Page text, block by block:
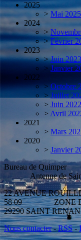
2025
> Mai 2025
2024
>
> Février
2023
> Juin 2023
> Janvier
2022
> Octobre
> Juillet
> Juin 2022
> Avril
2021
> Mars
2020
> Janvier
Antenne de
22 AVENUE
58 09 ZONE DE
29290 SAINT
Nous contacter-RSS-